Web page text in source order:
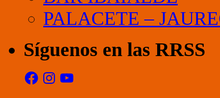
PALACETE –
Síguenos en las RRSS
FacebookInstagramYouTube